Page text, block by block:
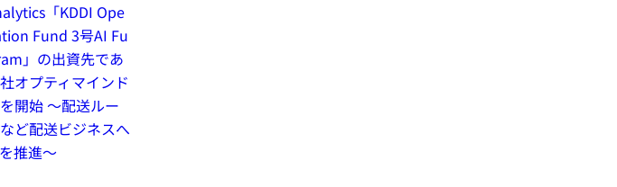
「KDDI Ope
Fund 3号AI Fu
」の出資先であ
オプティマインド
開始 ～配送ルー
ど配送ビジネスへ
推進～